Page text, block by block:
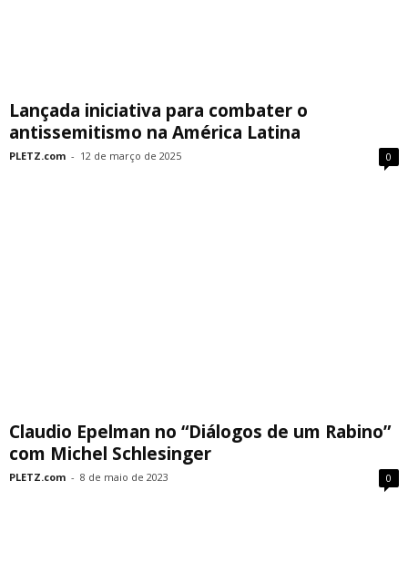
Lançada iniciativa para combater o
antissemitismo na América Latina
PLETZ.com - 12 de março de 2025 0
Claudio Epelman no “Diálogos de um Rabino”
com Michel Schlesinger
PLETZ.com - 8 de maio de 2023 0